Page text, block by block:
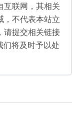
互联网，其相关
，不代表本站立
请提交相关链接
们将及时予以处